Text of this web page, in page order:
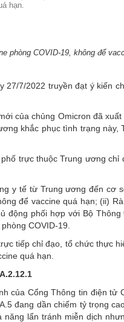
em
chữa bệnh
và Mỹ phẩm
chính kế toán
thiết bị y tế
chức cán bộ
cứu KH & CNTT
hạn.
phòng COVID-19, không để
27/7/2022 truyền đạt ý kiến
của chủng Omicron đã
khắc phục tình trạng này,
trực thuộc Trung ương
y tế từ Trung ương đến cơ
để vaccine quá hạn; (ii)
phối hợp với Bộ Thông
COVID-19.
tiếp chỉ đạo, tổ chức thực
quá hạn.
của Cổng Thông tin điện tử
đang dần chiếm tỷ trọng
lẩn tránh miễn dịch